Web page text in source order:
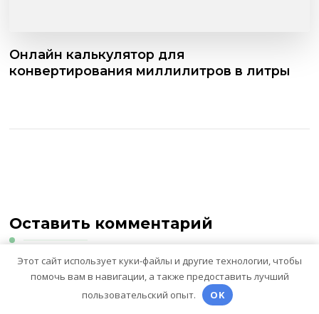
Онлайн калькулятор для
конвертирования миллилитров в литры
Оставить комментарий
Для отправки комментария вам необходимо
авторизоваться.
Этот сайт использует куки-файлы и другие технологии, чтобы
помочь вам в навигации, а также предоставить лучший
пользовательский опыт.
OK